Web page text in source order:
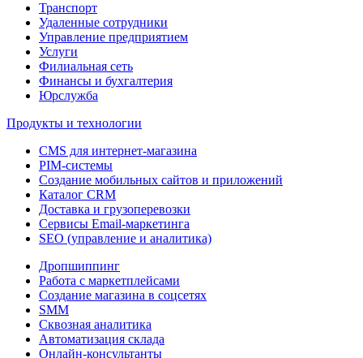
Транспорт
Удаленные сотрудники
Управление предприятием
Услуги
Филиальная сеть
Финансы и бухгалтерия
Юрслужба
Продукты и технологии
CMS для интернет-магазина
PIM-системы
Создание мобильных сайтов и приложений
Каталог CRM
Доставка и грузоперевозки
Сервисы Email-маркетинга
SEO (управление и аналитика)
Дропшиппинг
Работа с маркетплейсами
Создание магазина в соцсетях
SMM
Сквозная аналитика
Автоматизация склада
Онлайн-консультанты